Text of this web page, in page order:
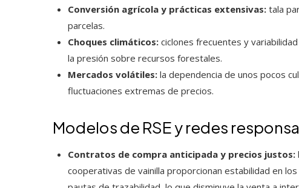
Conversión agrícola y prácticas extensivas: tala
parcelas.
Choques climáticos: ciclones frecuentes y
la presión sobre recursos forestales.
Mercados volátiles: la dependencia de unos pocos
fluctuaciones extremas de precios.
Modelos de RSE y redes
Contratos de compra anticipada y precios justos:
cooperativas de vainilla proporcionan estabilidad en